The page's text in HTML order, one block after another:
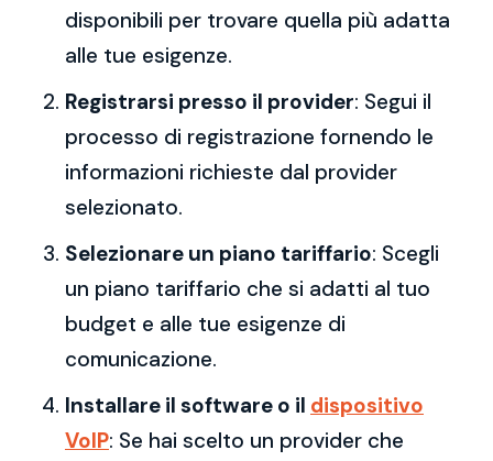
disponibili per trovare quella più adatta
alle tue esigenze.
Registrarsi presso il provider: Segui il
processo di registrazione fornendo le
informazioni richieste dal provider
selezionato.
Selezionare un piano tariffario: Scegli
un piano tariffario che si adatti al tuo
budget e alle tue esigenze di
comunicazione.
Installare il software o il dispositivo
VoIP: Se hai scelto un provider che